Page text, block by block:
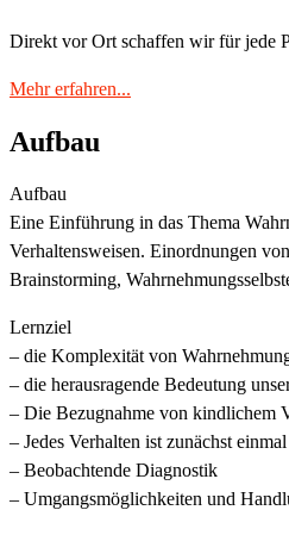
Direkt vor Ort schaffen wir für jede
Mehr erfahren...
Aufbau
Aufbau
Eine Einführung in das Thema
Verhaltensweisen. Einordnungen
Brainstorming,
Lernziel
– die Komplexität von
– die herausragende Bedeutung
– Die Bezugnahme von kindlichem
– Jedes Verhalten ist zunächst
– Beobachtende Diagnostik
– Umgangsmöglichkeiten und